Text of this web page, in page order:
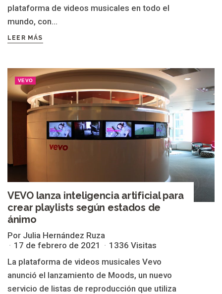
plataforma de videos musicales en todo el
mundo, con...
LEER MÁS
VEVO
VEVO lanza inteligencia artificial para
crear playlists según estados de
ánimo
Por Julia Hernández Ruza
17 de febrero de 2021
1336 Visitas
La plataforma de videos musicales Vevo
anunció el lanzamiento de Moods, un nuevo
servicio de listas de reproducción que utiliza